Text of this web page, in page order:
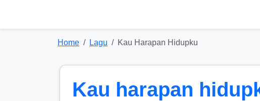
Home Lagu Kau Harapan Hidupku
Kau harapan